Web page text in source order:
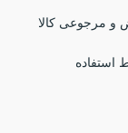
و مرجوعی کالا
استفاده